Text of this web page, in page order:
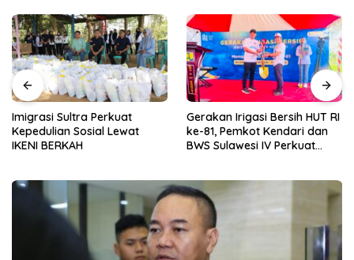
Imigrasi Sultra Perkuat
Kepedulian Sosial Lewat
IKENI BERKAH
Gerakan Irigasi Bersih HUT RI
ke-81, Pemkot Kendari dan
BWS Sulawesi IV Perkuat